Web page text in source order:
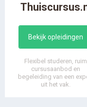
Bekijk opleidingen
Flexibel studeren, ruim
cursusaanbod en
begeleiding van een
uit het vak.